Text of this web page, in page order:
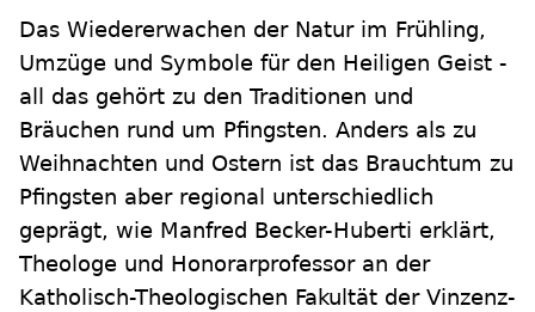
Das Wiedererwachen der Natur im Frühling,
Umzüge und Symbole für den Heiligen Geist -
all das gehört zu den Traditionen und
Bräuchen rund um Pfingsten. Anders als zu
Weihnachten und Ostern ist das Brauchtum zu
Pfingsten aber regional unterschiedlich
geprägt, wie Manfred Becker-Huberti erklärt,
Theologe und Honorarprofessor an der
Katholisch-Theologischen Fakultät der Vinzenz-